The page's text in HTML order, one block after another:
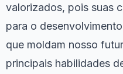
valorizados, pois suas
para o
que moldam nosso
principais habilidades